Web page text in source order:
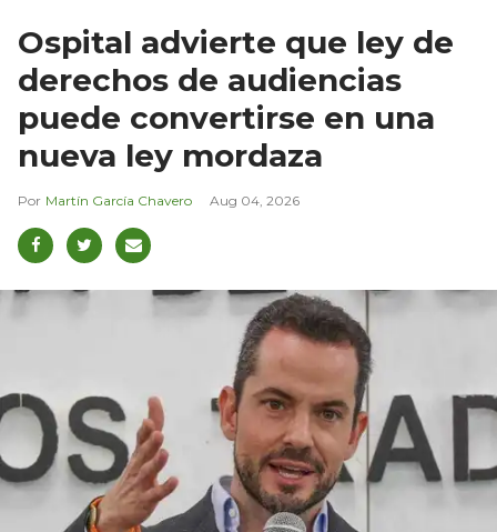
Ospital advierte que ley de
derechos de audiencias
puede convertirse en una
nueva ley mordaza
Martín García Chavero Aug 04, 2026